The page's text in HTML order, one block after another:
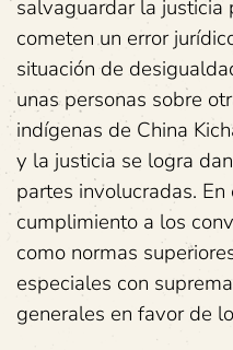
salvaguardar la justicia
cometen un error
situación de
unas personas sobre
indígenas de China
y la justicia se logra
partes involucradas.
cumplimiento a los
como normas
especiales con
generales en favor de